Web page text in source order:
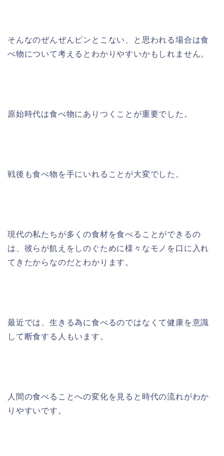
そんなのぜんぜんピンとこない、と思われる場合は食
べ物について考えるとわかりやすいかもしれません。
原始時代は食べ物にありつくことが重要でした。
戦後も食べ物を手にいれることが大変でした。
現代の私たちが多くの食材を食べることができるの
は、彼らが飢えをしのぐために様々なモノを口に入れ
てきたからなのだとわかります。
最近では、生きる為に食べるのではなくて健康を意識
して断食する人もいます。
人間の食べることへの変化を見ると時代の流れがわか
りやすいです。